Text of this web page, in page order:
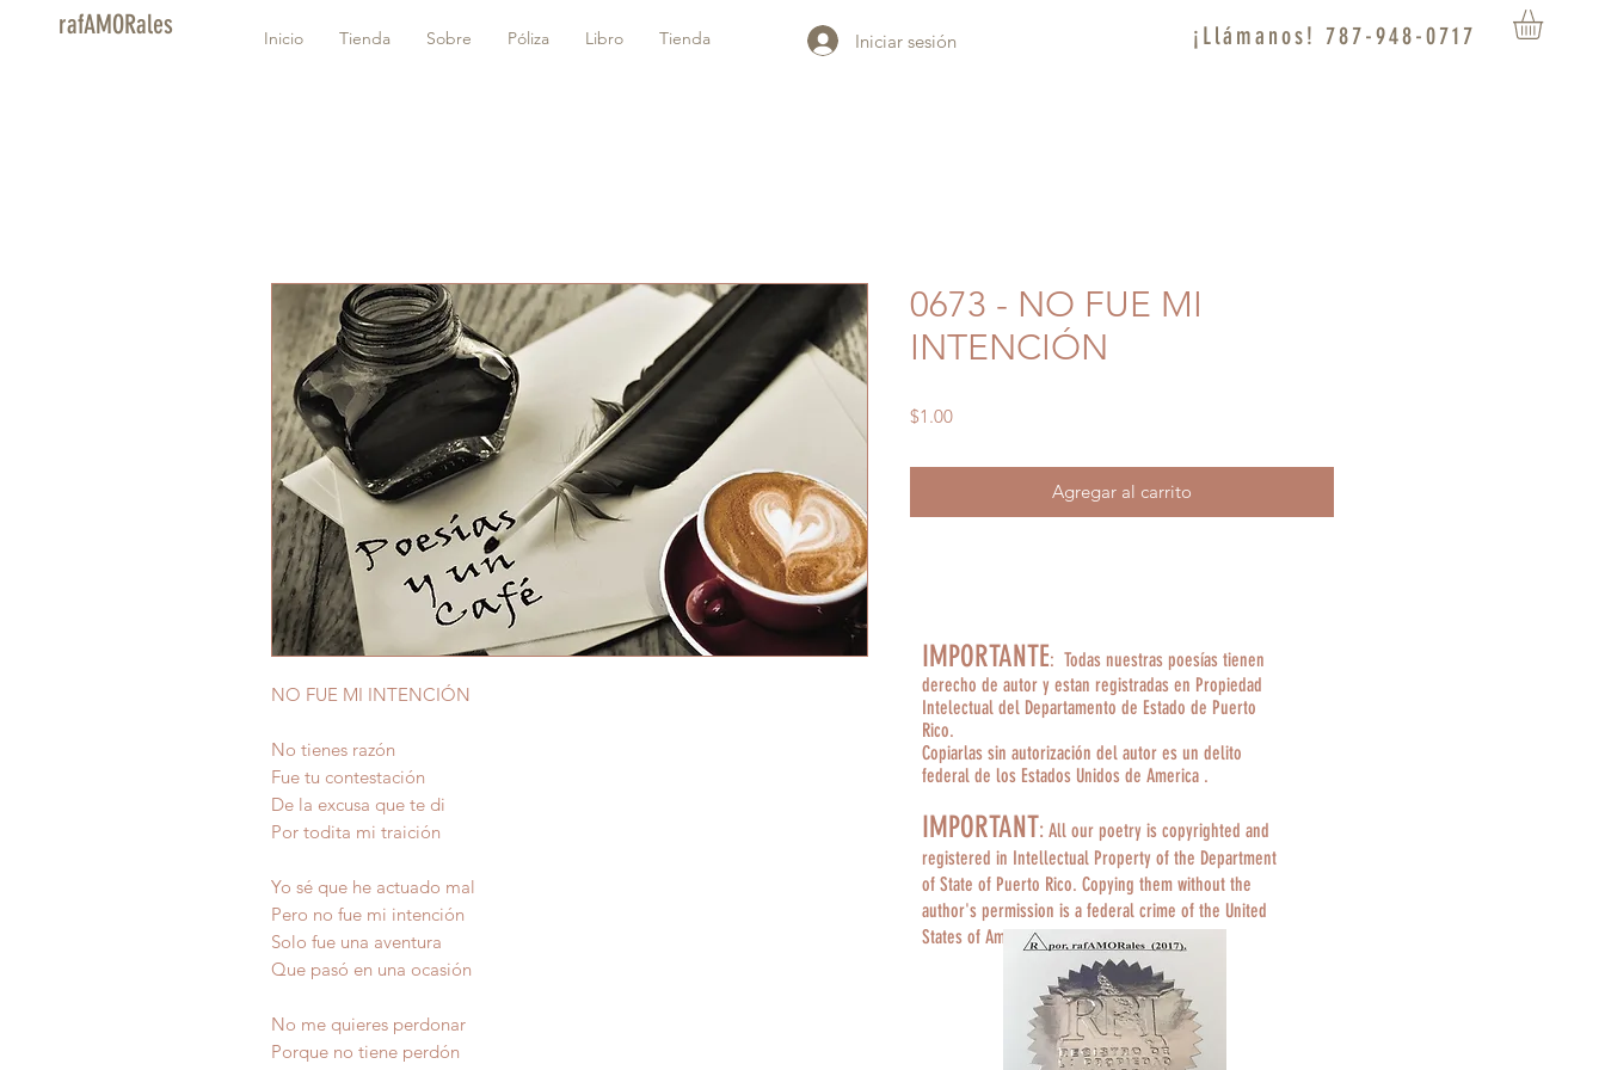
rafAMORales Inicio Tienda Sobre Póliza Libro Tienda Iniciar sesión ¡Llámanos! 787-948-0717
NO FUE MI INTENCIÓN
No tienes razón
Fue tu contestación
De la excusa que te di
Por todita mi traición
Yo sé que he actuado mal
Pero no fue mi intención
Solo fue una aventura
Que pasó en una ocasión
No me quieres perdonar
Porque no tiene perdón
0673 - NO FUE MI
INTENCIÓN
$1.00Precio
Agregar al carrito
IMPORTANTE: Todas nuestras poesías tienen
derecho de autor y estan registradas en Propiedad
Intelectual del Departamento de Estado de Puerto
Rico.
Copiarlas sin autorización del autor es un delito
federal de los Estados Unidos de America .
IMPORTANT: All our poetry is copyrighted and
registered in Intellectual Property of the Department
of State of Puerto Rico. Copying them without the
author's permission is a federal crime of the United
States of America.